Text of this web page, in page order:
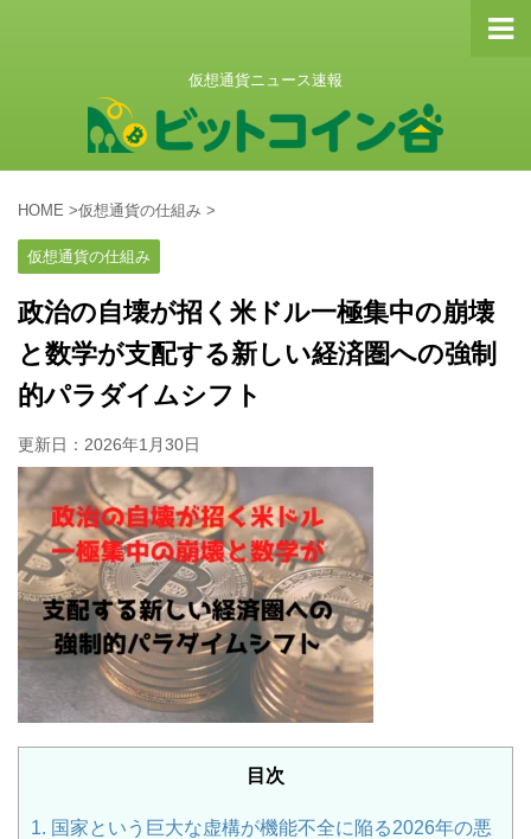
仮想通貨ニュース速報
HOME >仮想通貨の仕組み >
仮想通貨の仕組み
政治の自壊が招く米ドル一極集中の崩壊
と数学が支配する新しい経済圏への強制
的パラダイムシフト
更新日： 2026年1月30日
目次
1. 国家という巨大な虚構が機能不全に陥る2026年の悪